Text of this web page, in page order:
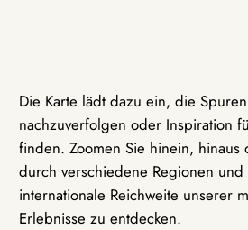
Die Karte lädt dazu ein, die
nachzuverfolgen oder Inspiration
finden. Zoomen Sie hinein, hinaus
durch verschiedene Regionen
internationale Reichweite unserer
Erlebnisse zu entdecken.